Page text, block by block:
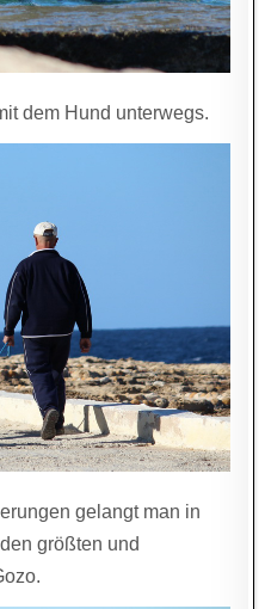
dem Hund unterwegs.
gelangt man in
größten und